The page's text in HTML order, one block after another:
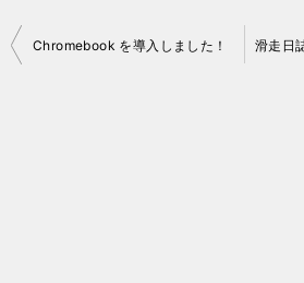
投
Chromebook を導入しました！